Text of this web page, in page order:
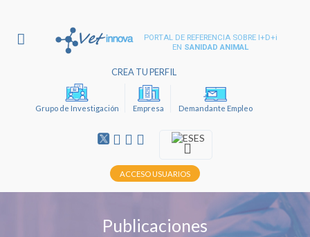
PORTAL DE REFERENCIA SOBRE I+D+i
EN SANIDAD ANIMAL
CREA TU PERFIL
Grupo de Investigación Empresa Demandante Empleo
ES
ACCESO USUARIOS
Publicaciones